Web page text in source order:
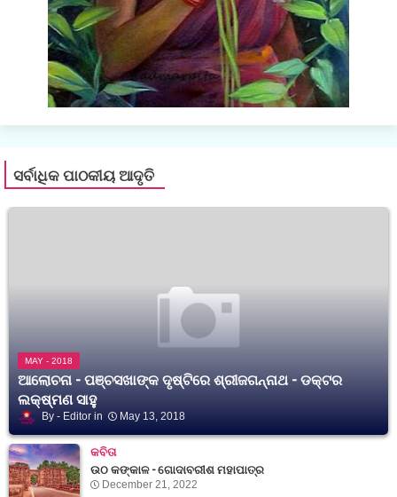
ସର୍ବାଧିକ ପାଠକୀୟ ଆଦୃତି
MAY - 2018
ଆଲୋଚନା - ପଞ୍ଚସଖାଙ୍କ ଦୃଷ୍ଟିରେ ଶ୍ରୀଜଗନ୍ନାଥ - ଡକ୍ଟର
ଲକ୍ଷ୍ମଣ ସାହୁ
Editor May 13, 2018
କବିତା
ଉଠ କଙ୍କାଳ - ଗୋଦାବରୀଶ ମହାପାତ୍ର
December 21, 2022